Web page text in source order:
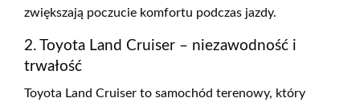
zwiększają poczucie komfortu podczas jazdy.
2. Toyota Land Cruiser – niezawodność i
trwałość
Toyota Land Cruiser to samochód terenowy, który